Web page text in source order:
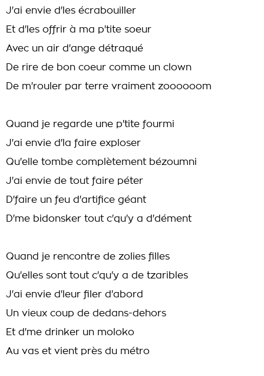
J'ai envie d'les écrabouiller
Et d'les offrir à ma p'tite soeur
Avec un air d'ange détraqué
De rire de bon coeur comme un clown
De m'rouler par terre vraiment zoooooom
Quand je regarde une p'tite fourmi
J'ai envie d'la faire exploser
Qu'elle tombe complètement bézoumni
J'ai envie de tout faire péter
D'faire un feu d'artifice géant
D'me bidonsker tout c'qu'y a d'dément
Quand je rencontre de zolies filles
Qu'elles sont tout c'qu'y a de tzaribles
J'ai envie d'leur filer d'abord
Un vieux coup de dedans-dehors
Et d'me drinker un moloko
Au vas et vient près du métro